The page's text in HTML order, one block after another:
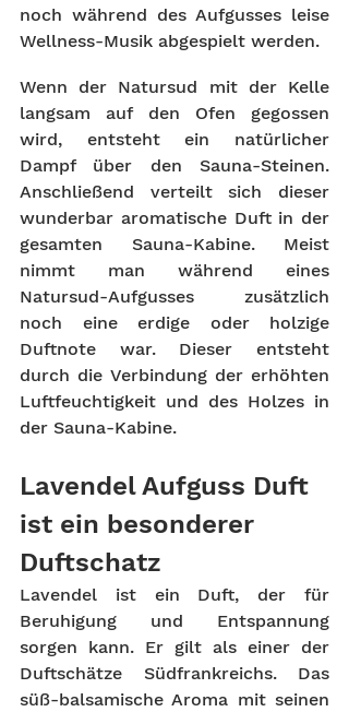
noch während des Aufgusses leise
Wellness-Musik abgespielt werden.
Wenn der Natursud mit der Kelle
langsam auf den Ofen gegossen
wird, entsteht ein natürlicher
Dampf über den Sauna-Steinen.
Anschließend verteilt sich dieser
wunderbar aromatische Duft in der
gesamten Sauna-Kabine. Meist
nimmt man während eines
Natursud-Aufgusses zusätzlich
noch eine erdige oder holzige
Duftnote war. Dieser entsteht
durch die Verbindung der erhöhten
Luftfeuchtigkeit und des Holzes in
der Sauna-Kabine.
Lavendel Aufguss Duft
ist ein besonderer
Duftschatz
Lavendel ist ein Duft, der für
Beruhigung und Entspannung
sorgen kann. Er gilt als einer der
Duftschätze Südfrankreichs. Das
süß-balsamische Aroma mit seinen